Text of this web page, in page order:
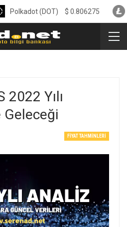
2022 Yılı
Geleceği
FIYAT TAHMINLERI
(DOT) $0.806275